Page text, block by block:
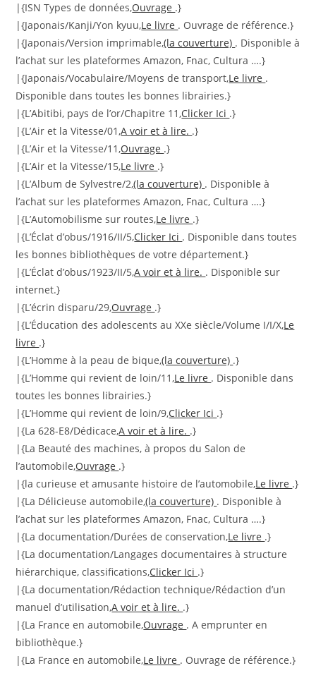
|{ISN Types de données,Ouvrage .}
|{Japonais/Kanji/Yon kyuu,Le livre . Ouvrage de référence.}
|{Japonais/Version imprimable,(la couverture) . Disponible à
l’achat sur les plateformes Amazon, Fnac, Cultura ….}
|{Japonais/Vocabulaire/Moyens de transport,Le livre .
Disponible dans toutes les bonnes librairies.}
|{L’Abitibi, pays de l’or/Chapitre 11,Clicker Ici .}
|{L’Air et la Vitesse/01,A voir et à lire. .}
|{L’Air et la Vitesse/11,Ouvrage .}
|{L’Air et la Vitesse/15,Le livre .}
|{L’Album de Sylvestre/2,(la couverture) . Disponible à
l’achat sur les plateformes Amazon, Fnac, Cultura ….}
|{L’Automobilisme sur routes,Le livre .}
|{L’Éclat d’obus/1916/II/5,Clicker Ici . Disponible dans toutes
les bonnes bibliothèques de votre département.}
|{L’Éclat d’obus/1923/II/5,A voir et à lire. . Disponible sur
internet.}
|{L’écrin disparu/29,Ouvrage .}
|{L’Éducation des adolescents au XXe siècle/Volume I/I/X,Le
livre .}
|{L’Homme à la peau de bique,(la couverture) .}
|{L’Homme qui revient de loin/11,Le livre . Disponible dans
toutes les bonnes librairies.}
|{L’Homme qui revient de loin/9,Clicker Ici .}
|{La 628-E8/Dédicace,A voir et à lire. .}
|{La Beauté des machines, à propos du Salon de
l’automobile,Ouvrage .}
|{la curieuse et amusante histoire de l’automobile,Le livre .}
|{La Délicieuse automobile,(la couverture) . Disponible à
l’achat sur les plateformes Amazon, Fnac, Cultura ….}
|{La documentation/Durées de conservation,Le livre .}
|{La documentation/Langages documentaires à structure
hiérarchique, classifications,Clicker Ici .}
|{La documentation/Rédaction technique/Rédaction d’un
manuel d’utilisation,A voir et à lire. .}
|{La France en automobile,Ouvrage . A emprunter en
bibliothèque.}
|{La France en automobile,Le livre . Ouvrage de référence.}